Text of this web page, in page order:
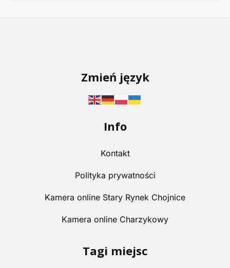
Zmień język
Info
Kontakt
Polityka prywatności
Kamera online Stary Rynek Chojnice
Kamera online Charzykowy
Tagi miejsc